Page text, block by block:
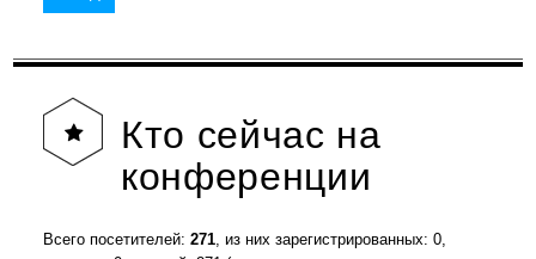
Кто сейчас на
конференции
Всего посетителей:271, из них зарегистрированных: 0,